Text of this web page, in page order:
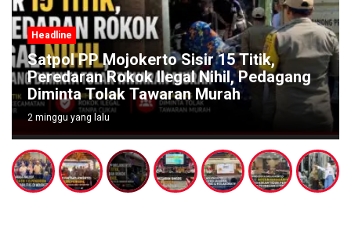
Headline
Satpol PP Mojokerto Sisir 15 Titik,
Peredaran Rokok Ilegal Nihil, Pedagang
Diminta Tolak Tawaran Murah
2 minggu yang lalu